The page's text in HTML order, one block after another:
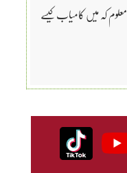
کہ میں کامیاب کیسے